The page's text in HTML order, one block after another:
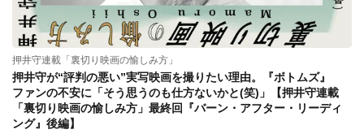
押井守連載「裏切り映画の愉しみ方」
押井守が“評判の悪い”実写映画を撮りたい理由。『ボトムズ』
ファンの不安に「そう思うのも仕方ないかと(笑)」【押井守連載
「裏切り映画の愉しみ方」最終回『バーン・アフター・リーディ
ング』後編】